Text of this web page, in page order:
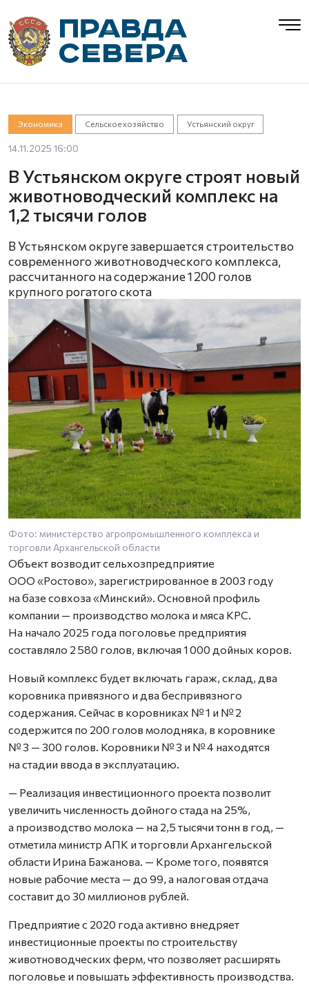
Экономика Сельское хозяйство Устьянский округ
14.11.2025 16:00
В Устьянском округе строят новый
животноводческий комплекс на
1,2 тысячи голов
В Устьянском округе завершается строительство
современного животноводческого комплекса,
рассчитанного на содержание 1 200 голов
крупного рогатого скота
Фото: министерство агропромышленного комплекса и
торговли Архангельской области
Объект возводит сельхозпредприятие
ООО «Ростово», зарегистрированное в 2003 году
на базе совхоза «Минский». Основной профиль
компании — производство молока и мяса КРС.
На начало 2025 года поголовье предприятия
составляло 2 580 голов, включая 1 000 дойных коров.
Новый комплекс будет включать гараж, склад, два
коровника привязного и два беспривязного
содержания. Сейчас в коровниках № 1 и № 2
содержится по 200 голов молодняка, в коровнике
№ 3 — 300 голов. Коровники № 3 и № 4 находятся
на стадии ввода в эксплуатацию.
— Реализация инвестиционного проекта позволит
увеличить численность дойного стада на 25%,
а производство молока — на 2,5 тысячи тонн в год, —
отметила министр АПК и торговли Архангельской
области Ирина Бажанова. — Кроме того, появятся
новые рабочие места — до 99, а налоговая отдача
составит до 30 миллионов рублей.
Предприятие с 2020 года активно внедряет
инвестиционные проекты по строительству
животноводческих ферм, что позволяет расширять
поголовье и повышать эффективность производства.